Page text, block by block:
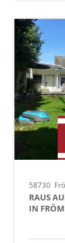
58730
RAUS
IN